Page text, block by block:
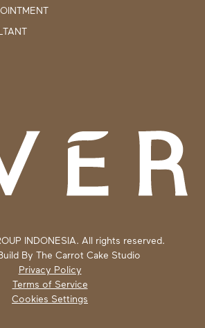
INDONESIA. All rights reserved.
By The Carrot Cake Studio
Privacy Policy
Terms of Service
Cookies Settings